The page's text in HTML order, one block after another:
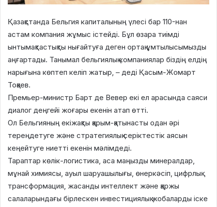
Қазақстанда Бельгия капиталының үлесі бар 110-нан
астам компания жұмыс істейді. Бұл өзара тиімді
ынтымақтастықты нығайтуға деген ортақ ұмтылысымызды
аңғартады. Танымал бельгиялық компаниялар біздің елдің
нарығына көптеп келіп жатыр, – деді Қасым-Жомарт
Тоқаев.
Премьер-министр Барт де Вевер екі ел арасында саяси
диалог деңгейі жоғары екенін атап өтті.
Ол Бельгияның екіжақты қарым-қатынасты одан әрі
тереңдетуге және стратегиялық серіктестік аясын
кеңейтуге ниетті екенін мәлімдеді.
Тараптар көлік-логистика, аса маңызды минералдар,
мұнай химиясы, ауыл шаруашылығы, өнеркәсіп, цифрлық
трансформация, жасанды интеллект және қаржы
салаларындағы бірлескен инвестициялық жобаларды іске